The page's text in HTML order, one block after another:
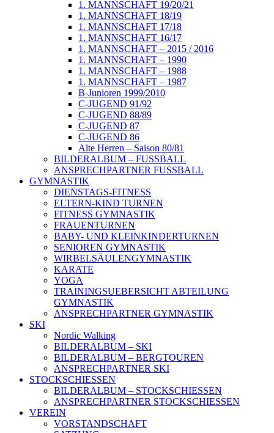
1. MANNSCHAFT 19/20/21
1. MANNSCHAFT 18/19
1. MANNSCHAFT 17/18
1. MANNSCHAFT 16/17
1. MANNSCHAFT – 2015 / 2016
1. MANNSCHAFT – 1990
1. MANNSCHAFT – 1988
1. MANNSCHAFT – 1987
B-Junioren 1999/2010
C-JUGEND 91/92
C-JUGEND 88/89
C-JUGEND 87
C-JUGEND 86
Alte Herren – Saison 80/81
BILDERALBUM – FUSSBALL
ANSPRECHPARTNER FUSSBALL
GYMNASTIK
DIENSTAGS-FITNESS
ELTERN-KIND TURNEN
FITNESS GYMNASTIK
FRAUENTURNEN
BABY- UND KLEINKINDERTURNEN
SENIOREN GYMNASTIK
WIRBELSÄULENGYMNASTIK
KARATE
YOGA
TRAININGSUEBERSICHT ABTEILUNG
GYMNASTIK
ANSPRECHPARTNER GYMNASTIK
SKI
Nordic Walking
BILDERALBUM – SKI
BILDERALBUM – BERGTOUREN
ANSPRECHPARTNER SKI
STOCKSCHIESSEN
BILDERALBUM – STOCKSCHIESSEN
ANSPRECHPARTNER STOCKSCHIESSEN
VEREIN
VORSTANDSCHAFT